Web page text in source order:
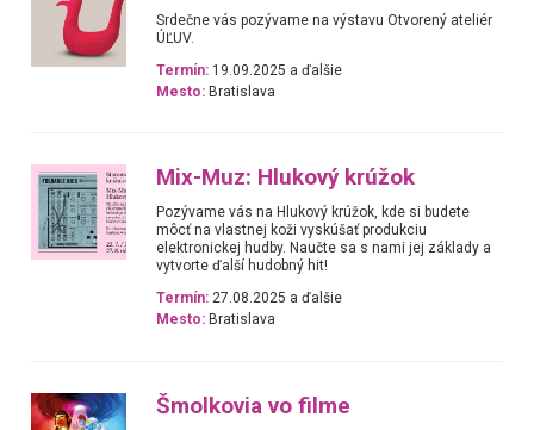
Srdečne vás pozývame na výstavu Otvorený ateliér
ÚĽUV.
Termín: 19.09.2025 a ďalšie
Mesto: Bratislava
Mix-Muz: Hlukový krúžok
Pozývame vás na Hlukový krúžok, kde si budete
môcť na vlastnej koži vyskúšať produkciu
elektronickej hudby. Naučte sa s nami jej základy a
vytvorte ďalší hudobný hit!
Termín: 27.08.2025 a ďalšie
Mesto: Bratislava
Šmolkovia vo filme